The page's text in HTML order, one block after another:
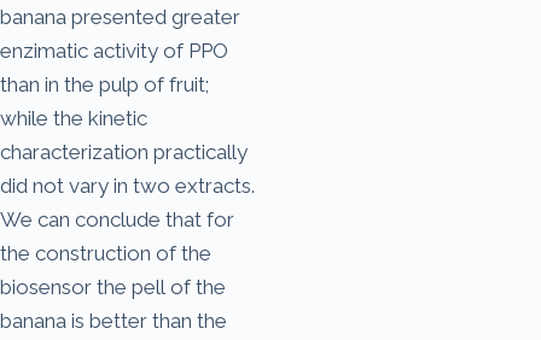
banana presented greater
enzimatic activity of PPO
than in the pulp of fruit;
while the kinetic
characterization practically
did not vary in two extracts.
We can conclude that for
the construction of the
biosensor the pell of the
banana is better than the